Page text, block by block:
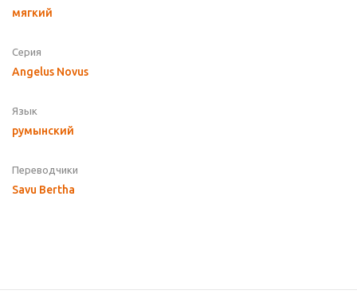
мягкий
Серия
Angelus Novus
Язык
румынский
Переводчики
Savu Bertha